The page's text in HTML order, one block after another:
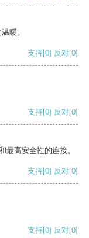
暖。
支持[0] 反对[0]
支持[0] 反对[0]
最高安全性的连接。
支持[0] 反对[0]
支持[0] 反对[0]